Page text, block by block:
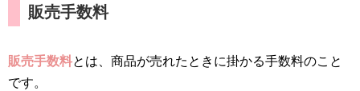
販売手数料
販売手数料とは、商品が売れたときに掛かる手数料のこと
です。